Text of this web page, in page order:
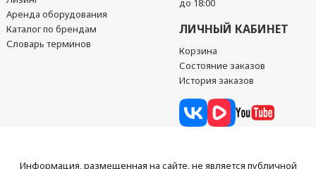
Аренда оборудования
Каталог по брендам
Словарь терминов
до 18:00
ЛИЧНЫЙ КАБИНЕТ
Корзина
Состояние заказов
История заказов
Информация, размещенная на сайте, не является публичной